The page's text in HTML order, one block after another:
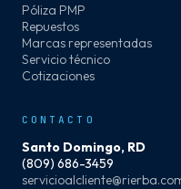
Póliza PMP
Repuestos
Marcas representadas
Servicio técnico
Cotizaciones
CONTACTO
Santo Domingo, RD
(809) 686-3459